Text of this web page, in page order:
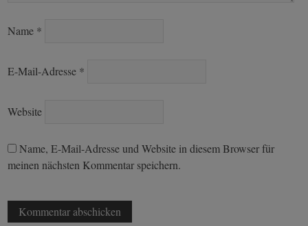
Name *
E-Mail-Adresse *
Website
Name, E-Mail-Adresse und Website in diesem Browser für
meinen nächsten Kommentar speichern.